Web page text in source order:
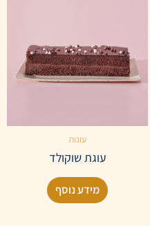
עוגות
עוגת שוקולד
מידע נוסף